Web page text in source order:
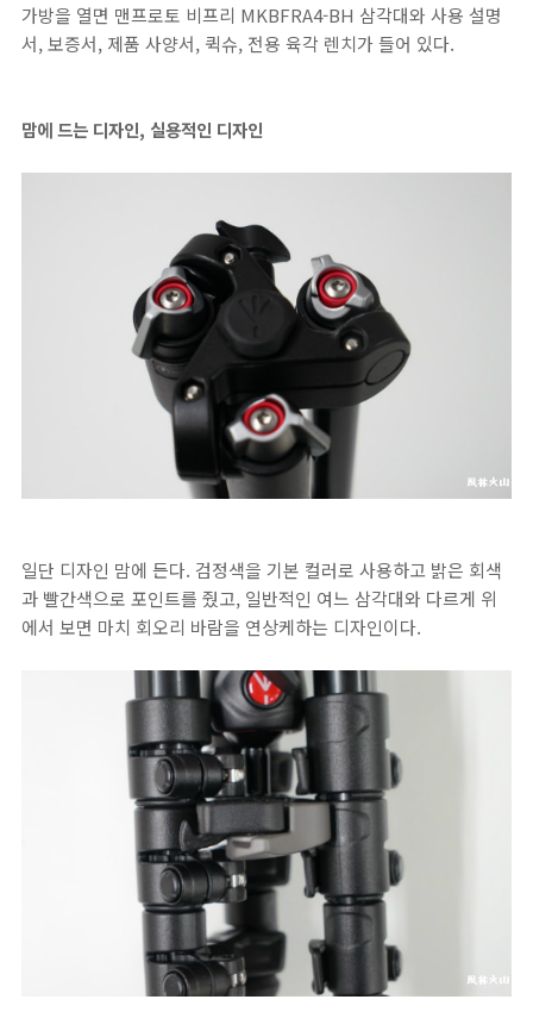
가방을 열면 맨프로토 비프리 MKBFRA4-BH 삼각대와 사용 설명
서, 보증서, 제품 사양서, 퀵슈, 전용 육각 렌치가 들어 있다.
맘에 드는 디자인, 실용적인 디자인
일단 디자인 맘에 든다. 검정색을 기본 컬러로 사용하고 밝은 회색
과 빨간색으로 포인트를 줬고, 일반적인 여느 삼각대와 다르게 위
에서 보면 마치 회오리 바람을 연상케하는 디자인이다.